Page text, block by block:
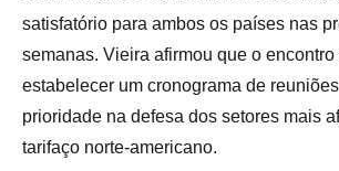
satisfatório para ambos os países nas
semanas. Vieira afirmou que o encontro
estabelecer um cronograma de
prioridade na defesa dos setores mais
tarifaço norte-americano.